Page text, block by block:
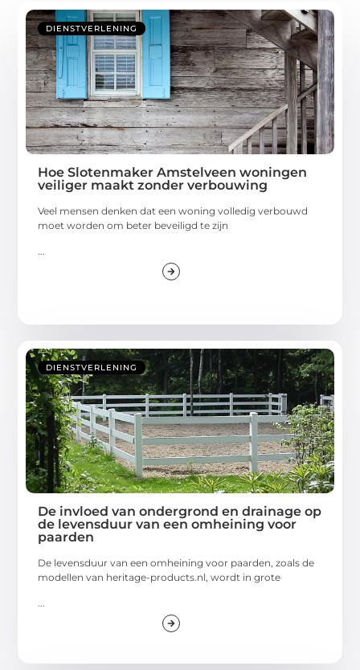
DIENSTVERLENING
Hoe Slotenmaker Amstelveen woningen
veiliger maakt zonder verbouwing
Veel mensen denken dat een woning volledig verbouwd
moet worden om beter beveiligd te zijn
...
DIENSTVERLENING
De invloed van ondergrond en drainage op
de levensduur van een omheining voor
paarden
De levensduur van een omheining voor paarden, zoals de
modellen van heritage-products.nl, wordt in grote
...